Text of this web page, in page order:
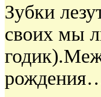
Зубки
своих мы